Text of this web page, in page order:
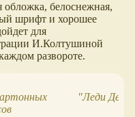
белоснежная,
шрифт и хорошее
для
И.Колтушиной
развороте.
"Леди